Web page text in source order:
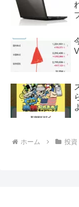
ホーム 投資